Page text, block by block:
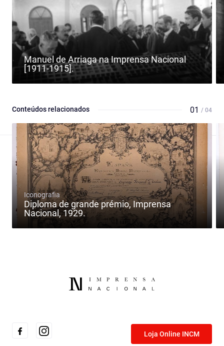
Manuel de Arriaga na Imprensa Nacional
[1911-1915].
Conteúdos relacionados 01 / 04
Iconografia
Diploma de grande prémio, Imprensa
Nacional, 1929.
Loja Online INCM